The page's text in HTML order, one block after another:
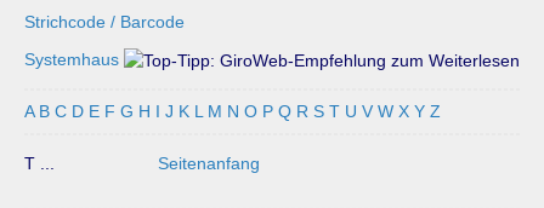
Strichcode / Barcode
Systemhaus
A B C D E F G H I J K L M N O P Q R S T U V W X Y Z
T ... Seitenanfang